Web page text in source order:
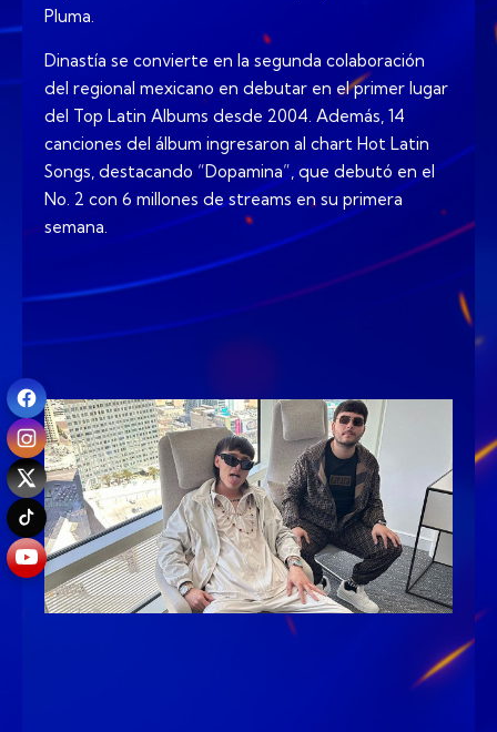
Pluma.
Dinastía se convierte en la segunda colaboración
del regional mexicano en debutar en el primer lugar
del Top Latin Albums desde 2004. Además, 14
canciones del álbum ingresaron al chart Hot Latin
Songs, destacando “Dopamina”, que debutó en el
No. 2 con 6 millones de streams en su primera
semana.